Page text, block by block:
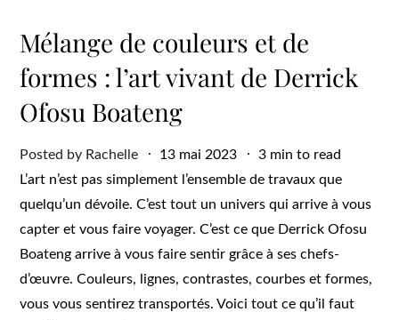
Mélange de couleurs et de
formes : l’art vivant de Derrick
Ofosu Boateng
Posted by Rachelle
Posted
on
13 mai 2023
3 min to read
L’art n’est pas simplement l’ensemble de travaux que
quelqu’un dévoile. C’est tout un univers qui arrive à vous
capter et vous faire voyager. C’est ce que Derrick Ofosu
Boateng arrive à vous faire sentir grâce à ses chefs-
d’œuvre. Couleurs, lignes, contrastes, courbes et formes,
vous vous sentirez transportés. Voici tout ce qu’il faut